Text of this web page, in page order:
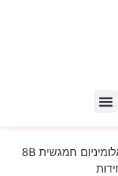
/ תבנית אלומיניום חמגשית 8B